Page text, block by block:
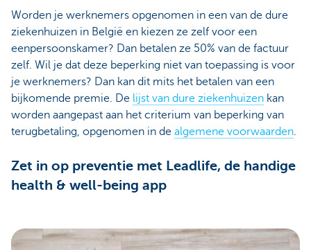
Worden je werknemers opgenomen in een van de dure
ziekenhuizen in België en kiezen ze zelf voor een
eenpersoonskamer? Dan betalen ze 50% van de factuur
zelf. Wil je dat deze beperking niet van toepassing is voor
je werknemers? Dan kan dit mits het betalen van een
bijkomende premie. De lijst van dure ziekenhuizen kan
worden aangepast aan het criterium van beperking van
terugbetaling, opgenomen in de algemene voorwaarden.
Zet in op preventie met Leadlife, de handige
health & well-being app